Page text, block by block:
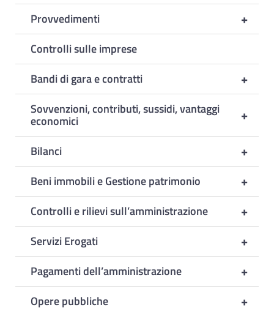
+
Provvedimenti
Controlli sulle imprese
+
Bandi di gara e contratti
+
Sovvenzioni, contributi, sussidi, vantaggi
economici
+
Bilanci
+
Beni immobili e Gestione patrimonio
+
Controlli e rilievi sull’amministrazione
+
Servizi Erogati
+
Pagamenti dell’amministrazione
+
Opere pubbliche